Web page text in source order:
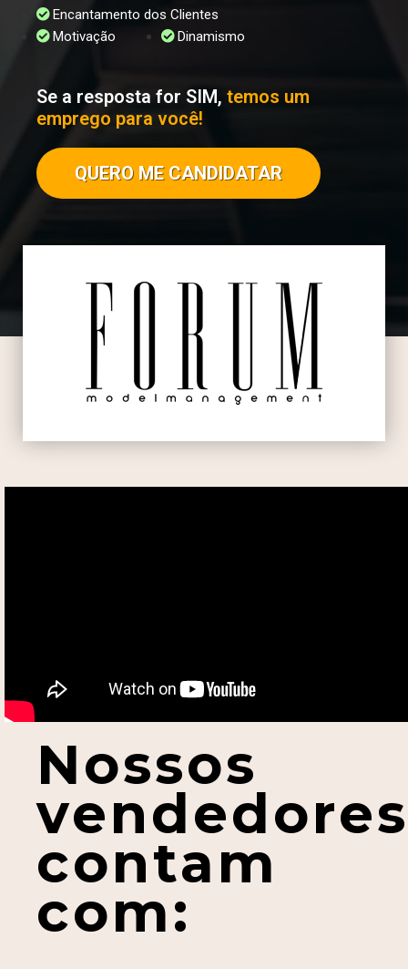
Encantamento dos Clientes
Motivação
Dinamismo
Se a resposta for SIM, temos um
emprego para você!
QUERO ME CANDIDATAR
Nossos
vendedores
contam
com: